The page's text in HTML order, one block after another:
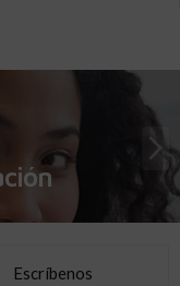
Escríbenos